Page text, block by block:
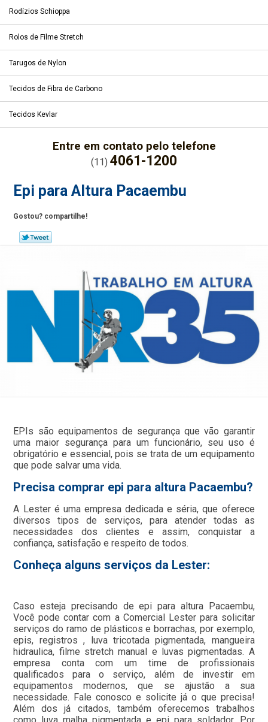
Rodízios Schioppa
Rolos de Filme Stretch
Tarugos de Nylon
Tecidos de Fibra de Carbono
Tecidos Kevlar
Entre em contato pelo telefone
(11) 4061-1200
Epi para Altura Pacaembu
Gostou? compartilhe!
EPIs são equipamentos de segurança que vão garantir
uma maior segurança para um funcionário, seu uso é
obrigatório e essencial, pois se trata de um equipamento
que pode salvar uma vida.
Precisa comprar epi para altura Pacaembu?
A Lester é uma empresa dedicada e séria, que oferece
diversos tipos de serviços, para atender todas as
necessidades dos clientes e assim, conquistar a
confiança, satisfação e respeito de todos.
Conheça alguns serviços da Lester:
Caso esteja precisando de epi para altura Pacaembu,
Você pode contar com a Comercial Lester para solicitar
serviços do ramo de plásticos e borrachas, por exemplo,
epis, registros , luva tricotada pigmentada, mangueira
hidraulica, filme stretch manual e luvas pigmentadas. A
empresa conta com um time de profissionais
qualificados para o serviço, além de investir em
equipamentos modernos, que se ajustão a sua
necessidade. Fale conosco e solicite já o que precisa!
Além dos já citados, também oferecemos trabalhos